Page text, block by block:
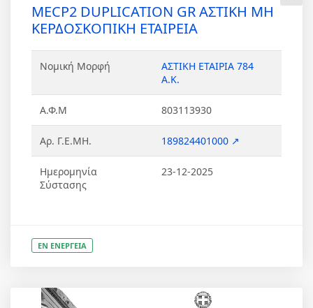
MECP2 DUPLICATION GR ΑΣΤΙΚΗ ΜΗ
ΚΕΡΔΟΣΚΟΠΙΚΗ ΕΤΑΙΡΕΙΑ
Νομική Μορφή
ΑΣΤΙΚΗ ΕΤΑΙΡΙΑ 784
Α.Κ.
Α.Φ.Μ 803113930
Αρ. Γ.Ε.ΜΗ. 189824401000 ↗
Ημερομηνία
Σύστασης
23-12-2025
ΕΝ ΕΝΕΡΓΕΙΑ